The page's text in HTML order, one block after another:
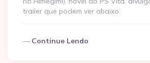
trailer que podem ver abaixo:
Continue Lendo